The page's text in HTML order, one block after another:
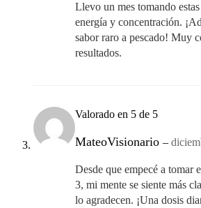
Llevo un mes tomando
energía y concentración.
sabor raro a pescado! Muy
resultados.
Valorado en 5 de 5
MateoVisionario –
Desde que empecé a tomar
3, mi mente se siente más
lo agradecen. ¡Una dosis